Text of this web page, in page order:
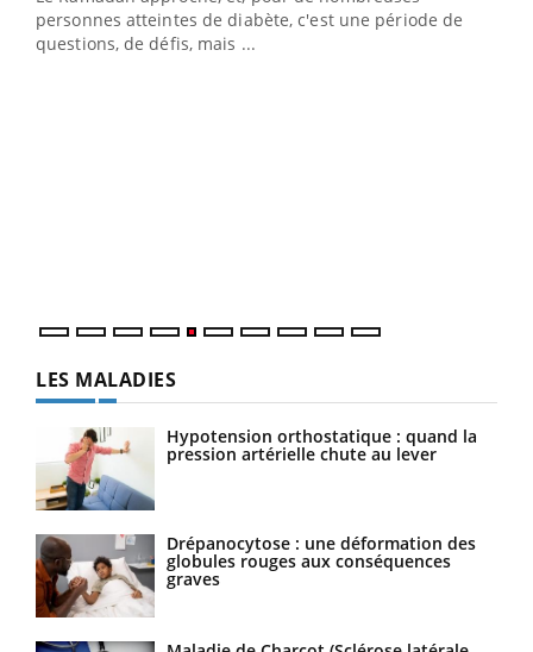
personnes atteintes de diabète, c'est une période de
questions, de défis, mais ...
LES MALADIES
Hypotension orthostatique : quand la
pression artérielle chute au lever
Drépanocytose : une déformation des
globules rouges aux conséquences
graves